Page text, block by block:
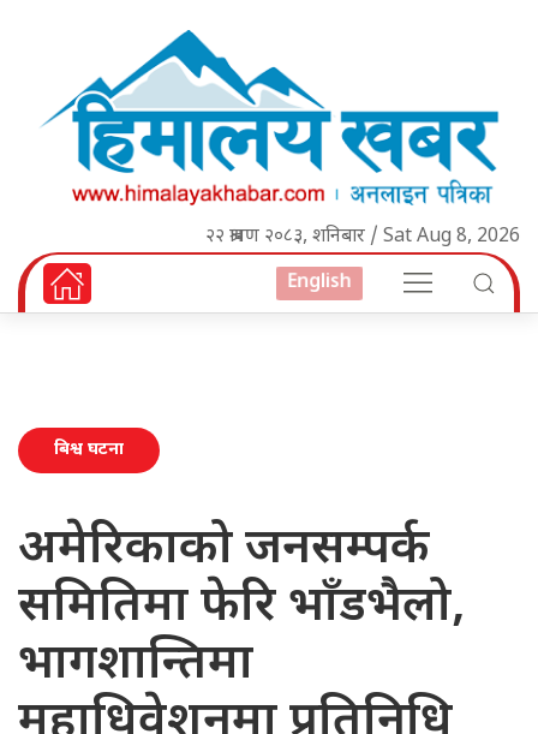
२२ श्रावण २०८३, शनिबार / Sat Aug 8, 2026
English
बिश्व घटना
अमेरिकाको जनसम्पर्क
समितिमा फेरि भाँडभैलो,
भागशान्तिमा